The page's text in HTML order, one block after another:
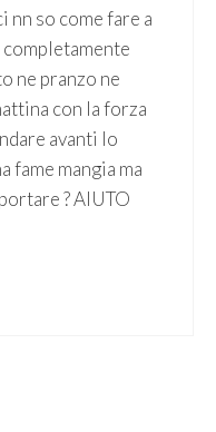
nn so come fare a
ne pranzo ne
con la forza
avanti lo
fame mangia ma
? AIUTO